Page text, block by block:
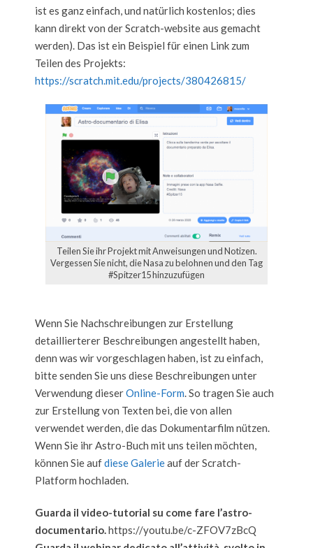
ist es ganz einfach, und natürlich kostenlos; dies
kann direkt von der Scratch-website aus gemacht
werden). Das ist ein Beispiel für einen Link zum
Teilen des Projekts:
https://scratch.mit.edu/projects/380426815/
Teilen Sie ihr Projekt mit Anweisungen und Notizen.
Vergessen Sie nicht, die Nasa zu belohnen und den Tag
#Spitzer15 hinzuzufügen
Wenn Sie Nachschreibungen zur Erstellung
detaillierterer Beschreibungen angestellt haben,
denn was wir vorgeschlagen haben, ist zu einfach,
bitte senden Sie uns diese Beschreibungen unter
Verwendung dieserOnline-Form. So tragen Sie auch
zur Erstellung von Texten bei, die von allen
verwendet werden, die das Dokumentarfilm nützen.
Wenn Sie ihr Astro-Buch mit uns teilen möchten,
können Sie aufdiese Galerieauf der Scratch-
Platform hochladen.
Guarda il video-tutorial su come fare l’astro-
documentario.https://youtu.be/c-ZFOV7zBcQ